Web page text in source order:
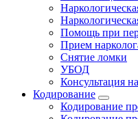
Помощь при
Прием
Снятие ломки
УБОД
Консультация
Кодирование
Кодирование